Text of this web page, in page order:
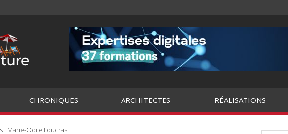
CHRONIQUES ARCHITECTES RÉALISATIONS
: Marie-Odile Foucras